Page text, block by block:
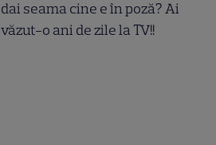
dai seama cine e în poză? Ai
văzut-o ani de zile la TV!!